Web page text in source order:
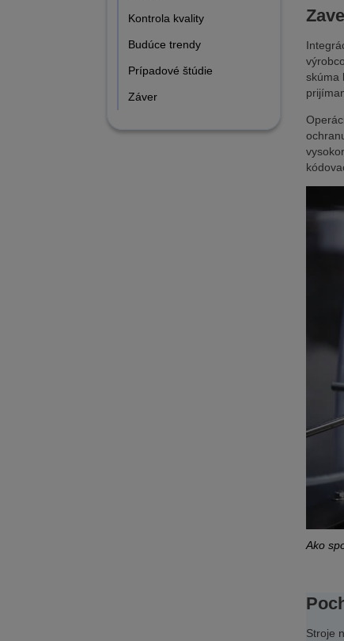
Kontrola kvality
Budúce trendy
Prípadové štúdie
Záver
skúma
Ako
Stroje